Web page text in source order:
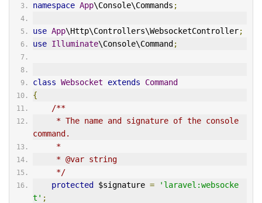
namespace App\Console\Commands ;
use App\Http\Controllers\WebsocketController;
use Illuminate\Console\Command ;
class Websocket extends
Command
{
/**
command.
     *
     * @var string
     */
protected
$signature =
'laravel:websocke
t' ;